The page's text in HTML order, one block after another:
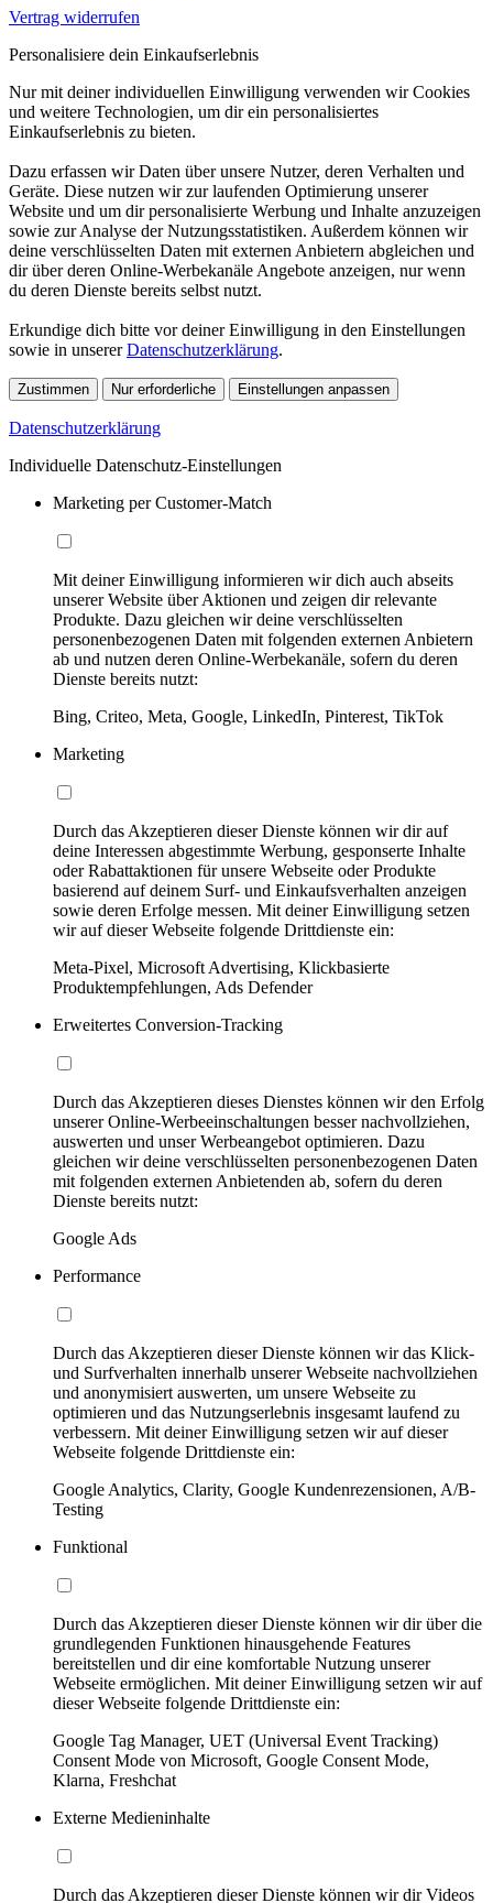
Vertrag widerrufen
Personalisiere dein Einkaufserlebnis
Nur mit deiner individuellen Einwilligung verwenden wir Cookies
und weitere Technologien, um dir ein personalisiertes
Einkaufserlebnis zu bieten.
Dazu erfassen wir Daten über unsere Nutzer, deren Verhalten und
Geräte. Diese nutzen wir zur laufenden Optimierung unserer
Website und um dir personalisierte Werbung und Inhalte anzuzeigen
sowie zur Analyse der Nutzungsstatistiken. Außerdem können wir
deine verschlüsselten Daten mit externen Anbietern abgleichen und
dir über deren Online-Werbekanäle Angebote anzeigen, nur wenn
du deren Dienste bereits selbst nutzt.
Erkundige dich bitte vor deiner Einwilligung in den Einstellungen
sowie in unsererDatenschutzerklärung.
Zustimmen Nur erforderliche Einstellungen anpassen
Datenschutzerklärung
Individuelle Datenschutz-Einstellungen
Marketing per Customer-Match
Mit deiner Einwilligung informieren wir dich auch abseits
unserer Website über Aktionen und zeigen dir relevante
Produkte. Dazu gleichen wir deine verschlüsselten
personenbezogenen Daten mit folgenden externen Anbietern
ab und nutzen deren Online-Werbekanäle, sofern du deren
Dienste bereits nutzt:
Bing, Criteo, Meta, Google, LinkedIn, Pinterest, TikTok
Marketing
Durch das Akzeptieren dieser Dienste können wir dir auf
deine Interessen abgestimmte Werbung, gesponserte Inhalte
oder Rabattaktionen für unsere Webseite oder Produkte
basierend auf deinem Surf- und Einkaufsverhalten anzeigen
sowie deren Erfolge messen. Mit deiner Einwilligung setzen
wir auf dieser Webseite folgende Drittdienste ein:
Meta-Pixel, Microsoft Advertising, Klickbasierte
Produktempfehlungen, Ads Defender
Erweitertes Conversion-Tracking
Durch das Akzeptieren dieses Dienstes können wir den Erfolg
unserer Online-Werbeeinschaltungen besser nachvollziehen,
auswerten und unser Werbeangebot optimieren. Dazu
gleichen wir deine verschlüsselten personenbezogenen Daten
mit folgenden externen Anbietenden ab, sofern du deren
Dienste bereits nutzt:
Google Ads
Performance
Durch das Akzeptieren dieser Dienste können wir das Klick-
und Surfverhalten innerhalb unserer Webseite nachvollziehen
und anonymisiert auswerten, um unsere Webseite zu
optimieren und das Nutzungserlebnis insgesamt laufend zu
verbessern. Mit deiner Einwilligung setzen wir auf dieser
Webseite folgende Drittdienste ein:
Google Analytics, Clarity, Google Kundenrezensionen, A/B-
Testing
Funktional
Durch das Akzeptieren dieser Dienste können wir dir über die
grundlegenden Funktionen hinausgehende Features
bereitstellen und dir eine komfortable Nutzung unserer
Webseite ermöglichen. Mit deiner Einwilligung setzen wir auf
dieser Webseite folgende Drittdienste ein:
Google Tag Manager, UET (Universal Event Tracking)
Consent Mode von Microsoft, Google Consent Mode,
Klarna, Freshchat
Externe Medieninhalte
Durch das Akzeptieren dieser Dienste können wir dir Videos